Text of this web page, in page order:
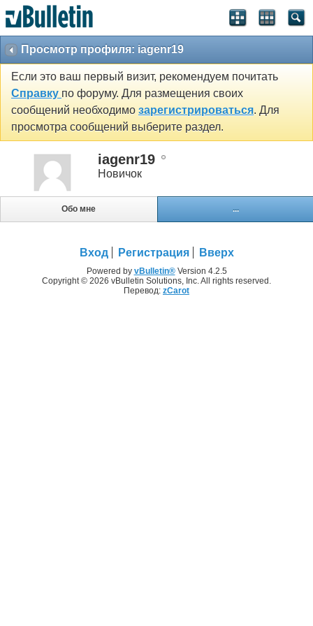
Просмотр профиля: iagenr19
Если это ваш первый визит, рекомендуем почитать
Справку по форуму. Для размещения своих
сообщений необходимо зарегистрироваться. Для
просмотра сообщений выберите раздел.
iagenr19
Новичок
Обо мне ...
Вход Регистрация Вверх
Powered by vBulletin®Version 4.2.5
Copyright © 2026 vBulletin Solutions, Inc. All rights reserved.
Перевод: zCarot